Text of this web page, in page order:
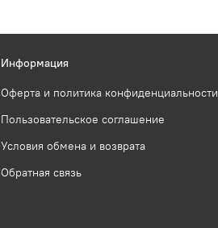
Информация
Оферта и политика конфиденциальности
Пользовательское соглашение
Условия обмена и возврата
Обратная связь